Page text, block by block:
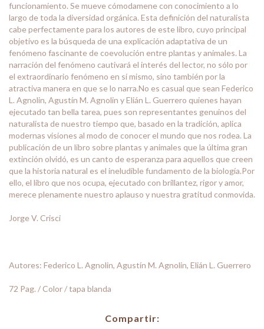
funcionamiento. Se mueve cómodamene con conocimiento a lo
largo de toda la diversidad orgánica. Esta definición del naturalista
cabe perfectamente para los autores de este libro, cuyo principal
objetivo es la búsqueda de una explicación adaptativa de un
fenómeno fascinante de coevolución entre plantas y animales. La
narración del fenómeno cautivará el interés del lector, no sólo por
el extraordinario fenómeno en sí mismo, sino también por la
atractiva manera en que se lo narra.No es casual que sean Federico
L. Agnolin, Agustín M. Agnolin y Elián L. Guerrero quienes hayan
ejecutado tan bella tarea, pues son representantes genuinos del
naturalista de nuestro tiempo que, basado en la tradición, aplica
modernas visiones al modo de conocer el mundo que nos rodea. La
publicación de un libro sobre plantas y animales que la última gran
extinción olvidó, es un canto de esperanza para aquellos que creen
que la historia natural es el ineludible fundamento de la biología.Por
ello, el libro que nos ocupa, ejecutado con brillantez, rigor y amor,
merece plenamente nuestro aplauso y nuestra gratitud conmovida.
Jorge V. Crisci
Autores: Federico L. Agnolin, Agustín M. Agnolin, Elián L. Guerrero
72 Pag. / Color / tapa blanda
Compartir: